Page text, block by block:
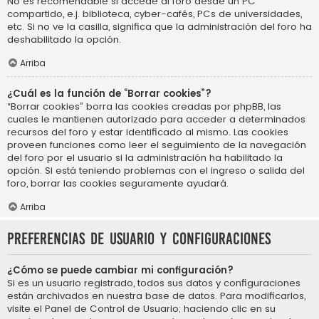
compartido, e.j. biblioteca, cyber-cafés, PCs de universidades,
etc. Si no ve la casilla, significa que la administración del foro ha
deshabilitado la opción.
Arriba
¿Cuál es la función de “Borrar cookies”?
“Borrar cookies” borra las cookies creadas por phpBB, las
cuales le mantienen autorizado para acceder a determinados
recursos del foro y estar identificado al mismo. Las cookies
proveen funciones como leer el seguimiento de la navegación
del foro por el usuario si la administración ha habilitado la
opción. Si está teniendo problemas con el ingreso o salida del
foro, borrar las cookies seguramente ayudará.
Arriba
Preferencias de usuario y configuraciones
¿Cómo se puede cambiar mi configuración?
Si es un usuario registrado, todos sus datos y configuraciones
están archivados en nuestra base de datos. Para modificarlos,
visite el Panel de Control de Usuario; haciendo clic en su